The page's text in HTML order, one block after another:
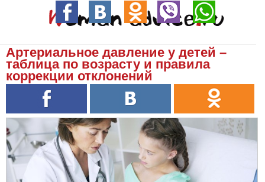
Артериальное давление у детей –
таблица по возрасту и правила
коррекции отклонений